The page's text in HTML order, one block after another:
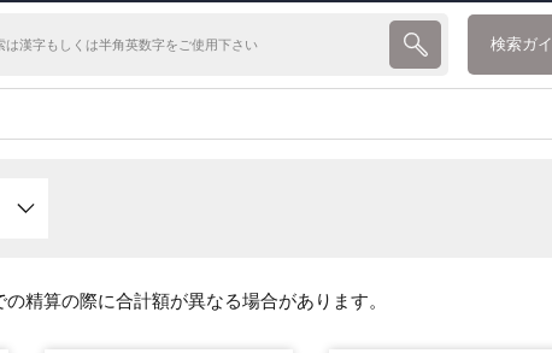
検索ガ
精算の際に合計額が異なる場合があります。